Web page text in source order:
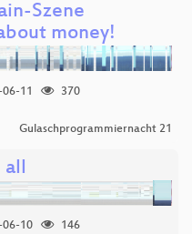
Szene
money!
11
370
Gulaschprogrammiernacht 21
all
06-10
146